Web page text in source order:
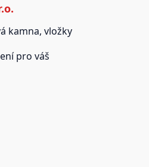
kamna, vložky
pro váš